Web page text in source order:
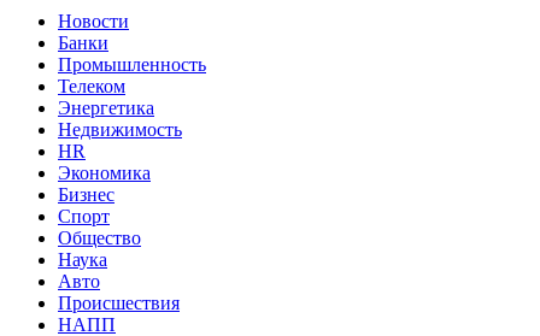
Новости
Банки
Промышленность
Телеком
Энергетика
Недвижимость
HR
Экономика
Бизнес
Спорт
Общество
Наука
Авто
Происшествия
НАПП